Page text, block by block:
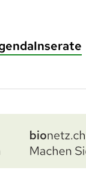
Inserate